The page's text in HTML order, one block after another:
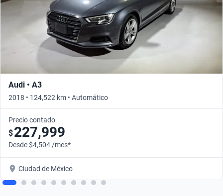
Audi • A3
2018 • 124,522 km • Automático
Precio contado
$227,999
Desde $4,504 /mes*
Ciudad de México